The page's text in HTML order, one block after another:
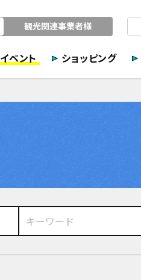
観光関連事業者様
イベント ショッピング